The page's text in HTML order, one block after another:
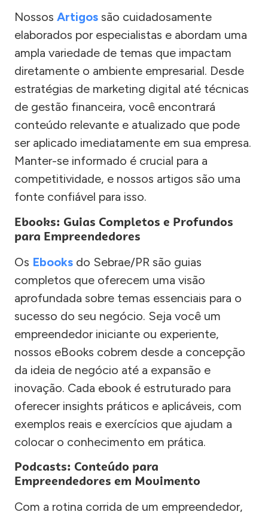
Nossos Artigos são cuidadosamente
elaborados por especialistas e abordam uma
ampla variedade de temas que impactam
diretamente o ambiente empresarial. Desde
estratégias de marketing digital até técnicas
de gestão financeira, você encontrará
conteúdo relevante e atualizado que pode
ser aplicado imediatamente em sua empresa.
Manter-se informado é crucial para a
competitividade, e nossos artigos são uma
fonte confiável para isso.
Ebooks: Guias Completos e Profundos
para Empreendedores
Os Ebooks do Sebrae/PR são guias
completos que oferecem uma visão
aprofundada sobre temas essenciais para o
sucesso do seu negócio. Seja você um
empreendedor iniciante ou experiente,
nossos eBooks cobrem desde a concepção
da ideia de negócio até a expansão e
inovação. Cada ebook é estruturado para
oferecer insights práticos e aplicáveis, com
exemplos reais e exercícios que ajudam a
colocar o conhecimento em prática.
Podcasts: Conteúdo para
Empreendedores em Movimento
Com a rotina corrida de um empreendedor,